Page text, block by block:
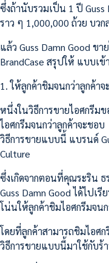
ซึ่งถ้านับรวมเป็น 1 ปี Guss
ราว ๆ 1,000,000 ถ้วย บวก
แล้ว Guss Damn Good ขา
BrandCase สรุปให้ แบบเ
1. ให้ลูกค้าชิมจนกว่าลูกค้าจ
หนึ่งในวิธีการขายไอศกรีมข
ไอศกรีมจนกว่าลูกค้าจะชอบ
วิธีการขายแบบนี้ แบรนด์
Culture
ซึ่งเกิดจากตอนที่คุณระริน
Guss Damn Good ได้ไปเ
โน่นให้ลูกค้าชิมไอศกรีมจน
โดยที่ลูกค้าสามารถชิมไอศก
วิธีการขายแบบนี้มาใช้กับร้า